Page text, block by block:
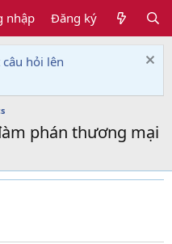
nhập Đăng ký
hỏi lên
phán thương mại